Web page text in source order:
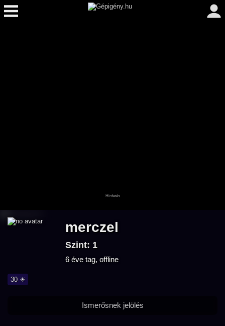
merczel
Szint: 1
6 éve tag, offline
30 ☀
Ismerősnek jelölés